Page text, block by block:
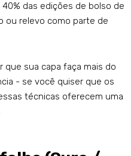
das edições de bolso de
ou relevo como parte de
que sua capa faça mais do
- se você quiser que os
técnicas oferecem uma